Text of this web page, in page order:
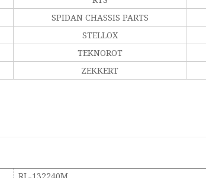
SPIDAN CHASSIS PARTS
STELLOX
TEKNOROT
ZEKKERT
RL-132240M